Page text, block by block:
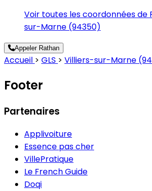
Voir toutes les coordonnées de
sur-Marne (94350)
Appeler Rathan
Accueil > GLS > Villiers-sur-Marne
Footer
Partenaires
Applivoiture
Essence pas cher
VillePratique
Le French Guide
Doqi